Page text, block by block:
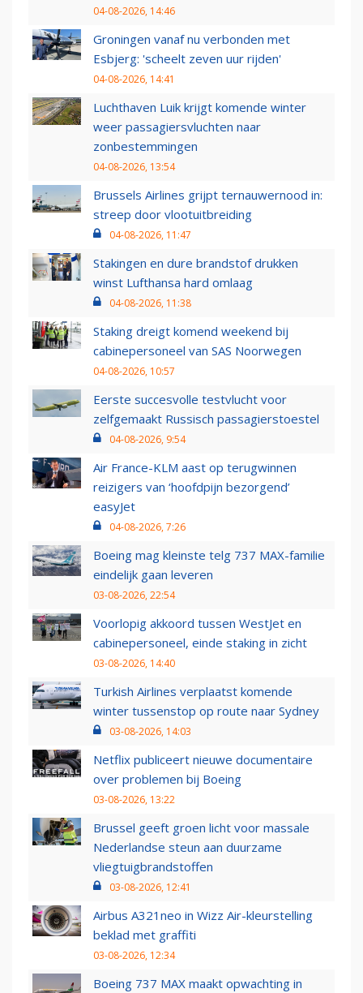
04-08-2026, 14:46
Groningen vanaf nu verbonden met
Esbjerg: 'scheelt zeven uur rijden'
04-08-2026, 14:41
Luchthaven Luik krijgt komende winter
weer passagiersvluchten naar
zonbestemmingen
04-08-2026, 13:54
Brussels Airlines grijpt ternauwernood in:
streep door vlootuitbreiding
04-08-2026, 11:47
Stakingen en dure brandstof drukken
winst Lufthansa hard omlaag
04-08-2026, 11:38
Staking dreigt komend weekend bij
cabinepersoneel van SAS Noorwegen
04-08-2026, 10:57
Eerste succesvolle testvlucht voor
zelfgemaakt Russisch passagierstoestel
04-08-2026, 9:54
Air France-KLM aast op terugwinnen
reizigers van ‘hoofdpijn bezorgend’
easyJet
04-08-2026, 7:26
Boeing mag kleinste telg 737 MAX-familie
eindelijk gaan leveren
03-08-2026, 22:54
Voorlopig akkoord tussen WestJet en
cabinepersoneel, einde staking in zicht
03-08-2026, 14:40
Turkish Airlines verplaatst komende
winter tussenstop op route naar Sydney
03-08-2026, 14:03
Netflix publiceert nieuwe documentaire
over problemen bij Boeing
03-08-2026, 13:22
Brussel geeft groen licht voor massale
Nederlandse steun aan duurzame
vliegtuigbrandstoffen
03-08-2026, 12:41
Airbus A321neo in Wizz Air-kleurstelling
beklad met graffiti
03-08-2026, 12:34
Boeing 737 MAX maakt opwachting in